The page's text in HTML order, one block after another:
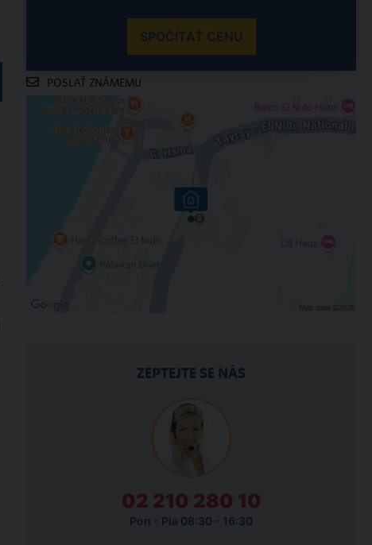
SPOČÍTAŤ CENU
POSLAŤ ZNÁMEMU
ZEPTEJTE SE NÁS
02 210 280 10
Pon - Pia 08:30 - 16:30